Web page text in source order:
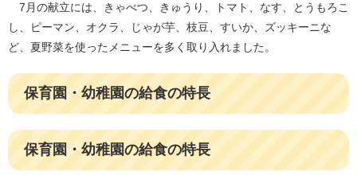
7月の献立には、きゃべつ、きゅうり、トマト、なす、とうもろこ
し、ピーマン、オクラ、じゃが芋、枝豆、すいか、ズッキーニな
ど、夏野菜を使ったメニューを多く取り入れました。
保育園・幼稚園の給食の特長
保育園・幼稚園の給食の特長